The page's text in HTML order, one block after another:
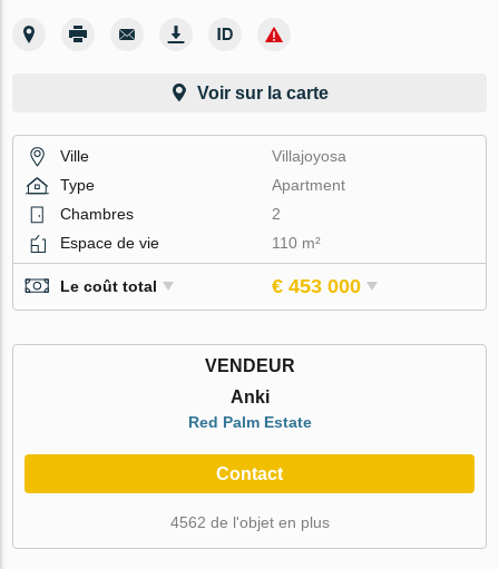
Voir sur la carte
Ville
Villajoyosa
Type
Apartment
Chambres
2
Espace de vie
110 m²
Le coût total € 453 000
VENDEUR
Anki
Red Palm Estate
Contact
4562 de l'objet en plus